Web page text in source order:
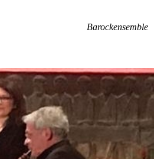
Barockensemble